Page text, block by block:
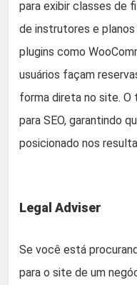
para exibir classes de
de instrutores e
plugins como
usuários façam
forma direta no site. O
para SEO, garantindo
posicionado nos
Legal Adviser
Se você está
para o site de um